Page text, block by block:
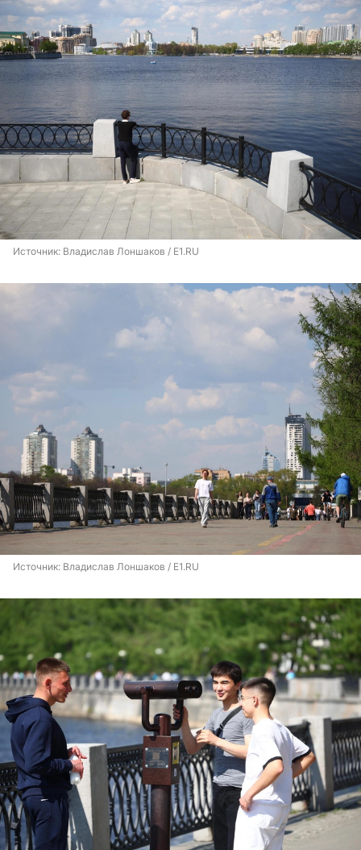
Источник: Владислав Лоншаков / E1.RU
Источник: Владислав Лоншаков / E1.RU